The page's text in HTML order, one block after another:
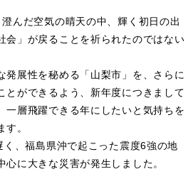
んだ空気の晴天の中、輝く初日の出
会」が戻ることを祈られたのではない
発展性を秘める「山梨市」を、さらに
とができるよう、新年度につきまして
一層飛躍できる年にしたいと気持ちを
。
、福島県沖で起こった震度6強の地
に大きな災害が発生しました。